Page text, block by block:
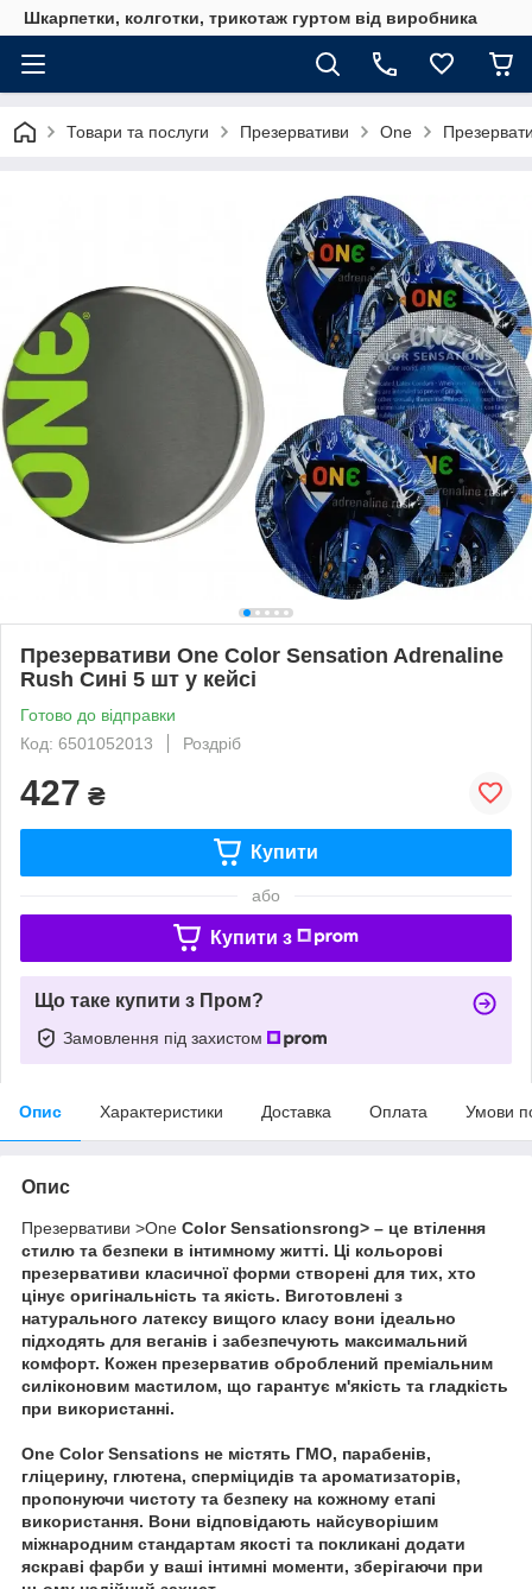
Шкарпетки, колготки, трикотаж гуртом від виробника
Товари та послуги Презервативи One
Презервативи One Color Sensation Adrenaline
Rush Сині 5 шт у кейсі
Готово до відправки
Код: 6501052013
Роздріб
427 ₴
Купити
або
Купити з
Що таке купити з Пром?
Замовлення під захистом
Опис Характеристики Доставка Оплата Умови
Опис
Презервативи >One Color Sensationsrong> – це втілення
стилю та безпеки в інтимному житті. Ці кольорові
презервативи класичної форми створені для тих, хто
цінує оригінальність та якість. Виготовлені з
натурального латексу вищого класу вони ідеально
підходять для веганів і забезпечують максимальний
комфорт. Кожен презерватив оброблений преміальним
силіконовим мастилом, що гарантує м'якість та гладкість
при використанні.
One Color Sensations не містять ГМО, парабенів,
гліцерину, глютена, сперміцидів та ароматизаторів,
пропонуючи чистоту та безпеку на кожному етапі
використання. Вони відповідають найсуворішим
міжнародним стандартам якості та покликані додати
яскраві фарби у ваші інтимні моменти, зберігаючи при